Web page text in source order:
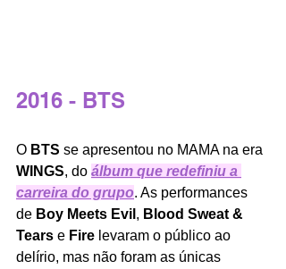
2016 - BTS
O BTS se apresentou no MAMA na era
WINGS, do álbum que redefiniu a
carreira do grupo. As performances
de Boy Meets Evil , Blood Sweat &
Tears e Fire levaram o público ao
delírio, mas não foram as únicas